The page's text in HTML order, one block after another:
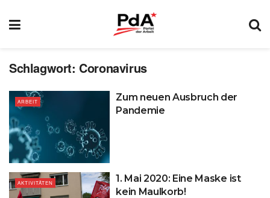
Schlagwort: Coronavirus
ARBEIT
Zum neuen Ausbruch der
Pandemie
AKTIVITÄTEN
1. Mai 2020: Eine Maske ist
kein Maulkorb!